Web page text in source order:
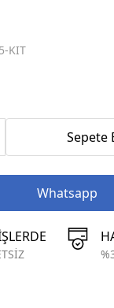
KIT
Sepete
Whatsapp